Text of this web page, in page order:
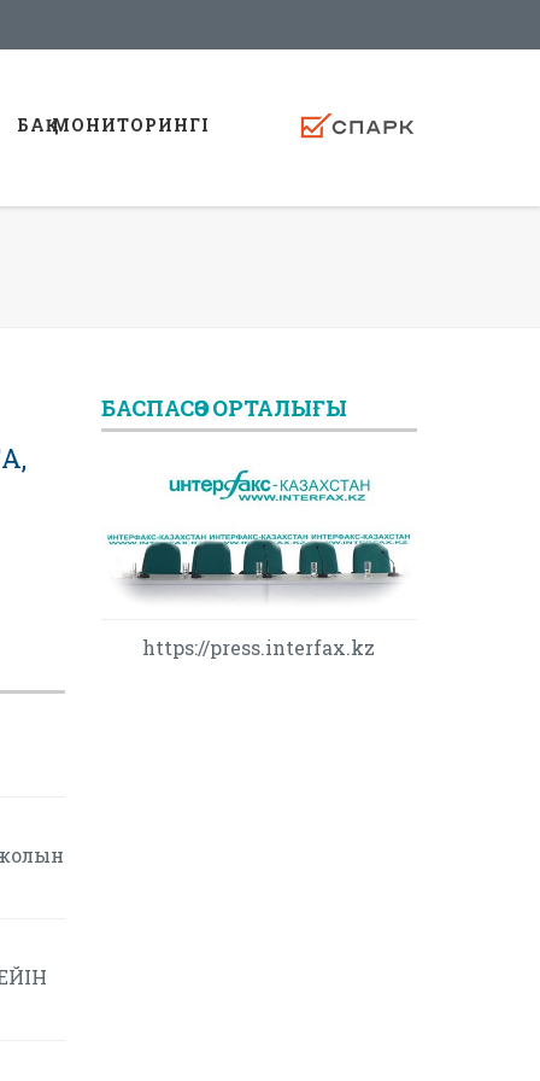
БАҚ МОНИТОРИНГI
БАСПАСӨЗ ОРТАЛЫҒЫ
https://press.interfax.kz